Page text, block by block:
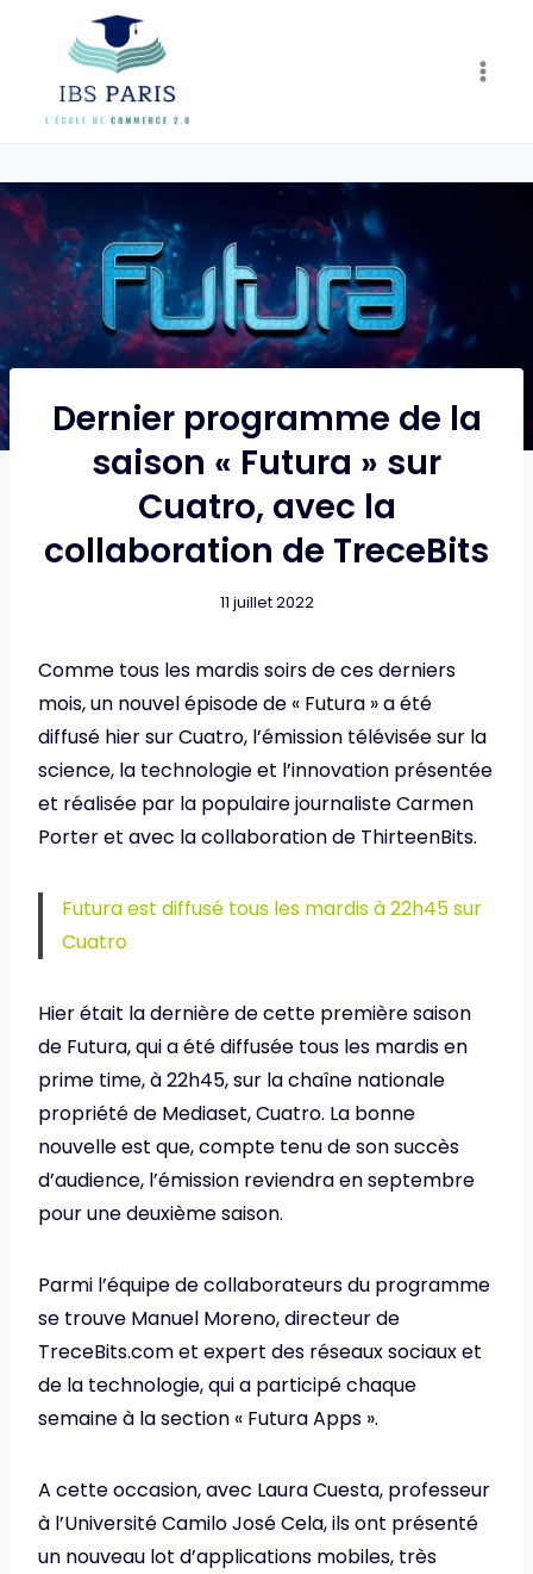
content
Dernier programme de la
saison « Futura » sur
Cuatro, avec la
collaboration de TreceBits
11 juillet 2022
Comme tous les mardis soirs de ces derniers
mois, un nouvel épisode de « Futura » a été
diffusé hier sur Cuatro, l’émission télévisée sur la
science, la technologie et l’innovation présentée
et réalisée par la populaire journaliste Carmen
Porter et avec la collaboration de ThirteenBits.
Futura est diffusé tous les mardis à 22h45 sur
Cuatro
Hier était la dernière de cette première saison
de Futura, qui a été diffusée tous les mardis en
prime time, à 22h45, sur la chaîne nationale
propriété de Mediaset, Cuatro. La bonne
nouvelle est que, compte tenu de son succès
d’audience, l’émission reviendra en septembre
pour une deuxième saison.
Parmi l’équipe de collaborateurs du programme
se trouve Manuel Moreno, directeur de
TreceBits.com et expert des réseaux sociaux et
de la technologie, qui a participé chaque
semaine à la section « Futura Apps ».
A cette occasion, avec Laura Cuesta, professeur
à l’Université Camilo José Cela, ils ont présenté
un nouveau lot d’applications mobiles, très